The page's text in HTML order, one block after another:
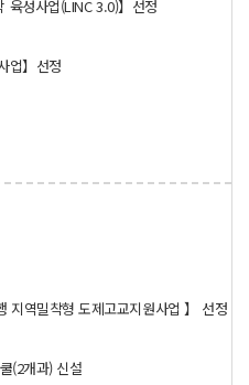
육성사업(LINC 3.0)】선정
업】선정
지역밀착형 도제고교지원사업 】 선정
(2개과) 신설